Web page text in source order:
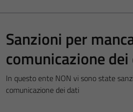
Sanzioni per
comunicazione
In questo ente NON vi sono state
comunicazione dei dati